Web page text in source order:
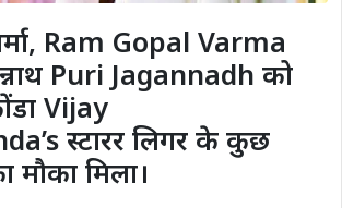
Ram Gopal Varma
Puri Jagannadh को
Vijay
स्टारर लिगर के कुछ
मिला।